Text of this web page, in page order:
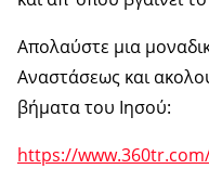
Απολαύστε μια
Αναστάσεως και
βήματα του Ιησού:
https://